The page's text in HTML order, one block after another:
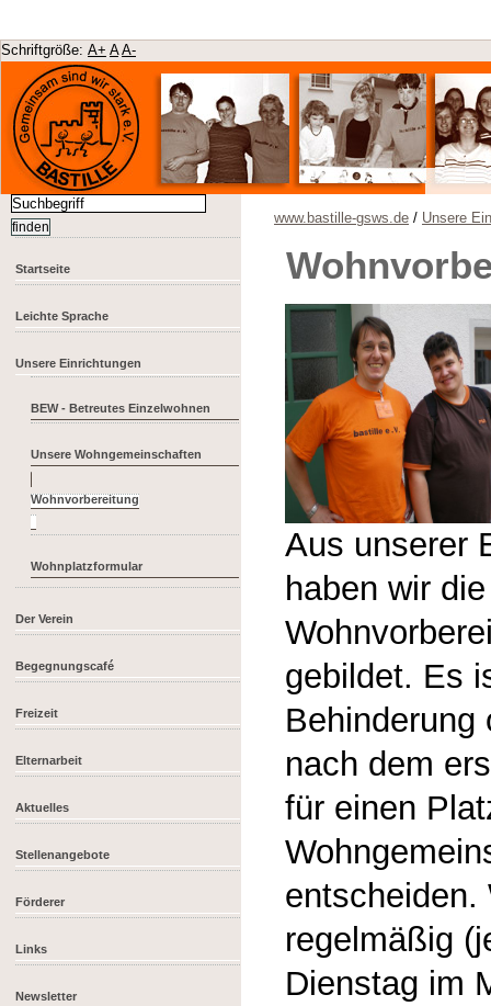
Schriftgröße: A+ A A-
Startseite
Leichte Sprache
Unsere Einrichtungen
BEW - Betreutes Einzelwohnen
Unsere Wohngemeinschaften
Wohnplatzformular
Der Verein
Begegnungscafé
Freizeit
Elternarbeit
Aktuelles
Stellenangebote
Förderer
Links
Newsletter
www.bastille-gsws.de / Unsere
Aus unserer
haben wir die
gebildet. Es
Behinderung
nach dem
für einen
entscheiden.
regelmäßig
Dienstag im